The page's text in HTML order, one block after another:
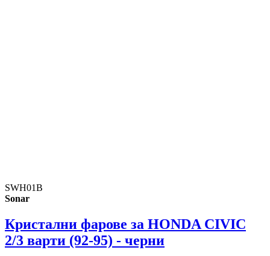
SWH01B
Sonar
Кристални фарове за HONDA CIVIC
2/3 варти (92-95) - черни